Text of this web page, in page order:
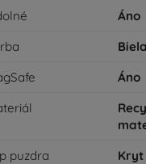
Áno
Biela
Áno
puzdra
Kryt